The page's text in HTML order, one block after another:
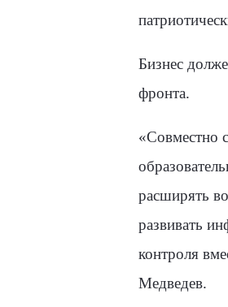
Бизнес
фронта.
«Совместно
расширять
развивать
контроля
Медведев.